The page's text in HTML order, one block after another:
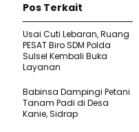
Pos Terkait
Usai Cuti Lebaran, Ruang
PESAT Biro SDM Polda
Sulsel Kembali Buka
Layanan
Babinsa Dampingi Petani
Tanam Padi di Desa
Kanie, Sidrap